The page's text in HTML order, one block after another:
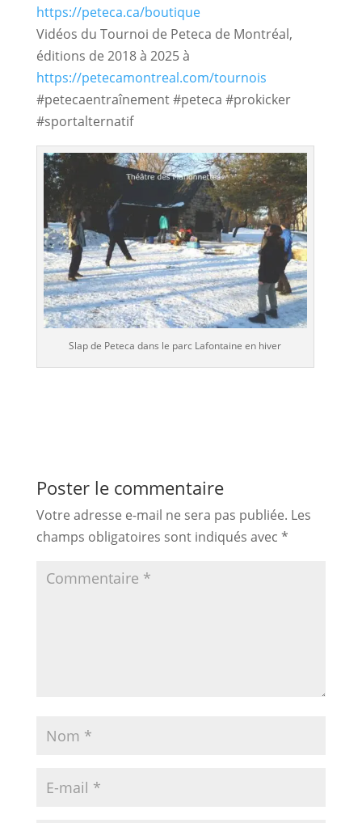
https://peteca.ca/boutique
Vidéos du Tournoi de Peteca de Montréal,
éditions de 2018 à 2025 à
https://petecamontreal.com/tournois
#petecaentraînement #peteca #prokicker
#sportalternatif
Slap de Peteca dans le parc Lafontaine en hiver
Poster le commentaire
Votre adresse e-mail ne sera pas publiée. Les
champs obligatoires sont indiqués avec *